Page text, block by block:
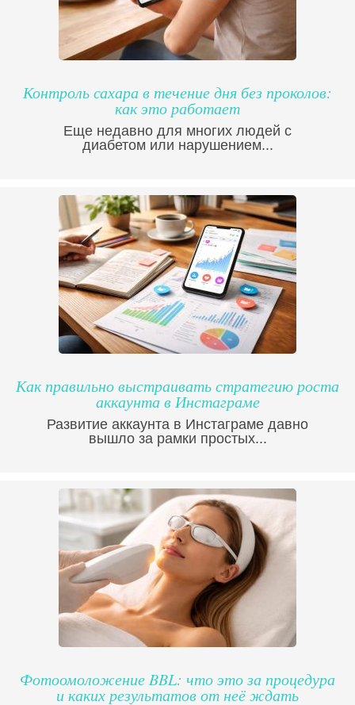
Контроль сахара в течение дня без проколов:
как это работает
Еще недавно для многих людей с
диабетом или нарушением...
Как правильно выстраивать стратегию роста
аккаунта в Инстаграме
Развитие аккаунта в Инстаграме давно
вышло за рамки простых...
Фотоомоложение BBL: что это за процедура
и каких результатов от неё ждать